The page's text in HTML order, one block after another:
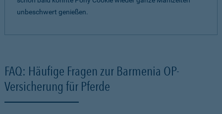
unbeschwert genießen.
FAQ: Häufige Fragen zur Barmenia OP-
Versicherung für Pferde